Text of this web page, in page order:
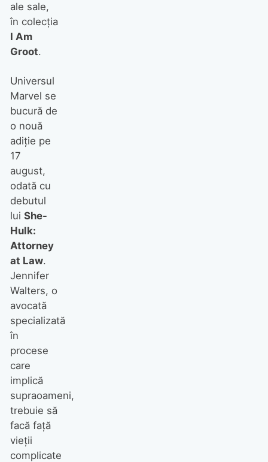
ale sale,
în colecția
I Am
Groot.
Universul
Marvel se
bucură de
o nouă
adiție pe
17
august,
odată cu
debutul
lui She-
Hulk:
Attorney
at Law.
Jennifer
Walters, o
avocată
specializată
în
procese
care
implică
supraoameni,
trebuie să
facă față
vieții
complicate